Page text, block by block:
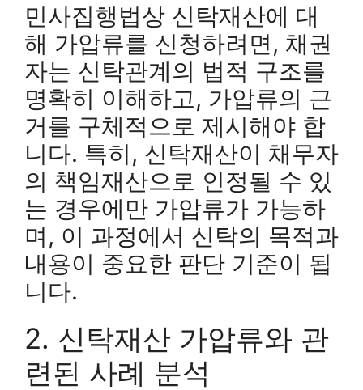
민사집행법상 신탁재산에 대
해 가압류를 신청하려면, 채권
자는 신탁관계의 법적 구조를
명확히 이해하고, 가압류의 근
거를 구체적으로 제시해야 합
니다. 특히, 신탁재산이 채무자
의 책임재산으로 인정될 수 있
는 경우에만 가압류가 가능하
며, 이 과정에서 신탁의 목적과
내용이 중요한 판단 기준이 됩
니다.
2. 신탁재산 가압류와 관
련된 사례 분석